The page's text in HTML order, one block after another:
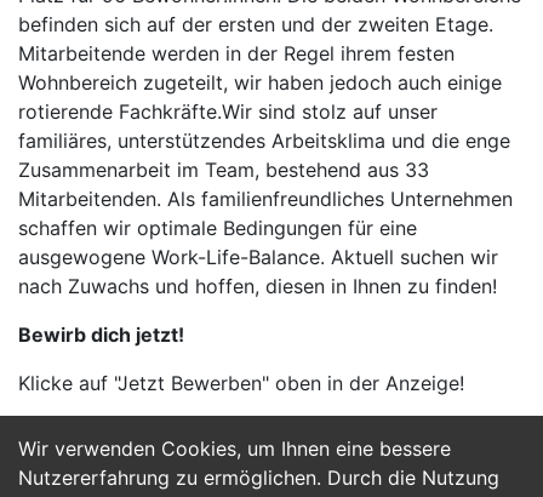
Wir verwenden Cookies, um Ihnen eine bessere
Nutzererfahrung zu ermöglichen. Durch die Nutzung
befinden sich auf der ersten und der zweiten Etage.
Mitarbeitende werden in der Regel ihrem festen
Wohnbereich zugeteilt, wir haben jedoch auch einige
rotierende Fachkräfte.Wir sind stolz auf unser
familiäres, unterstützendes Arbeitsklima und die enge
Zusammenarbeit im Team, bestehend aus 33
Mitarbeitenden. Als familienfreundliches Unternehmen
schaffen wir optimale Bedingungen für eine
ausgewogene Work-Life-Balance. Aktuell suchen wir
nach Zuwachs und hoffen, diesen in Ihnen zu finden!
Bewirb dich jetzt!
Klicke auf "Jetzt Bewerben" oben in der Anzeige!
Jetzt Bewerben